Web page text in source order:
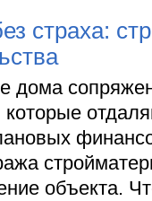
страха:
дома
объекта.